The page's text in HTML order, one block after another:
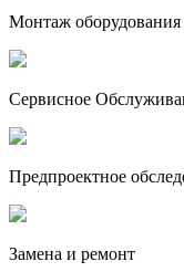
Монтаж оборудования
Сервисное
Предпроектное
Замена и ремонт